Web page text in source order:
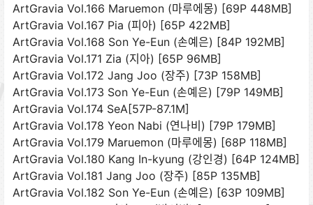
ArtGravia Vol.166 Maruemon (마루에몽) [69P 448MB]
ArtGravia Vol.167 Pia (피아) [65P 422MB]
ArtGravia Vol.168 Son Ye-Eun (손예은) [84P 192MB]
ArtGravia Vol.171 Zia (지아) [65P 96MB]
ArtGravia Vol.172 Jang Joo (장주) [73P 158MB]
ArtGravia Vol.173 Son Ye-Eun (손예은) [79P 149MB]
ArtGravia Vol.174 SeA[57P-87.1M]
ArtGravia Vol.178 Yeon Nabi (연나비) [79P 179MB]
ArtGravia Vol.179 Maruemon (마루에몽) [68P 118MB]
ArtGravia Vol.180 Kang In-kyung (강인경) [64P 124MB]
ArtGravia Vol.181 Jang Joo (장주) [85P 135MB]
ArtGravia Vol.182 Son Ye-Eun (손예은) [63P 109MB]